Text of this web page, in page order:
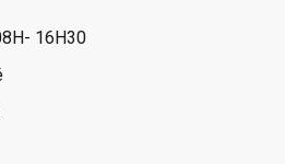
16H30